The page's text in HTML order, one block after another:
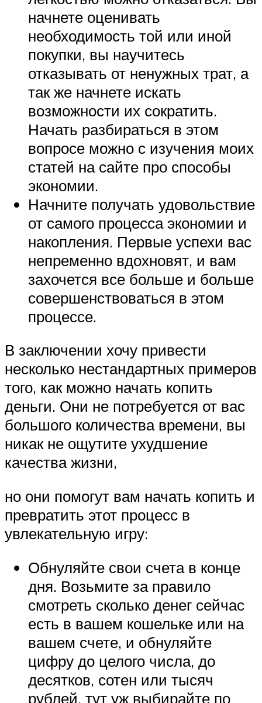
начнете оценивать
необходимость той или иной
покупки, вы научитесь
отказывать от ненужных трат, а
так же начнете искать
возможности их сократить.
Начать разбираться в этом
вопросе можно с изучения моих
статей на сайте про способы
экономии.
Начните получать удовольствие
от самого процесса экономии и
накопления. Первые успехи вас
непременно вдохновят, и вам
захочется все больше и больше
совершенствоваться в этом
процессе.
В заключении хочу привести
несколько нестандартных примеров
того, как можно начать копить
деньги. Они не потребуется от вас
большого количества времени, вы
никак не ощутите ухудшение
качества жизни,
но они помогут вам начать копить и
превратить этот процесс в
увлекательную игру:
Обнуляйте свои счета в конце
дня. Возьмите за правило
смотреть сколько денег сейчас
есть в вашем кошельке или на
вашем счете, и обнуляйте
цифру до целого числа, до
десятков, сотен или тысяч
рублей, тут уж выбирайте по